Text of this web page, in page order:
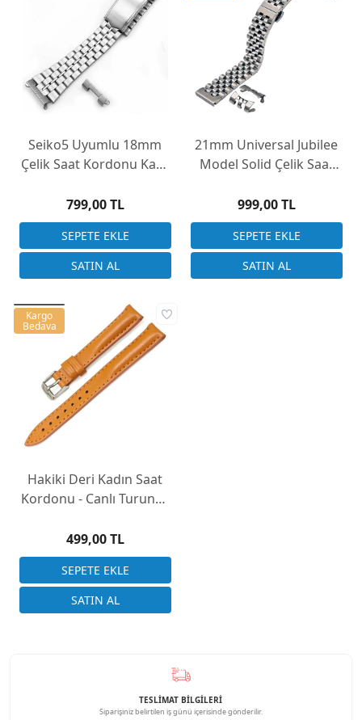
Seiko5 Uyumlu 18mm
Çelik Saat Kordonu Kasa
799,00 TL
21mm Universal Jubilee
Model Solid Çelik Saat
999,00 TL
Hakiki Deri Kadın Saat
Kordonu - Canlı Turuncu
16mm)
499,00 TL
Kargo
Bedava
TESLİMAT BİLGİLERİ
Siparişiniz belirtilen iş günü içerisinde gönderilir.